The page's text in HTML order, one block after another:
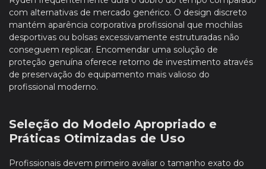
com alternativas de mercado genérico. O design discreto
mantém aparência corporativa profissional que mochilas
desportivas ou bolsas excessivamente estruturadas não
conseguem replicar. Encomendar uma solução de
proteção genuína oferece retorno de investimento através
de preservação do equipamento mais valioso do
profissional moderno.
Seleção do Modelo Apropriado e
Práticas Otimizadas de Uso
Profissionais devem primeiro avaliar o tamanho exato do